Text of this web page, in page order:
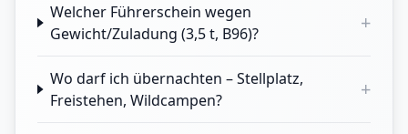
Welcher Führerschein wegen
Gewicht/Zuladung (3,5 t, B96)?
+
Wo darf ich übernachten – Stellplatz,
Freistehen, Wildcampen?
+